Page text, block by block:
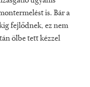
is. Bár a
fejlődnek, ez nem
ölbe tett kézzel